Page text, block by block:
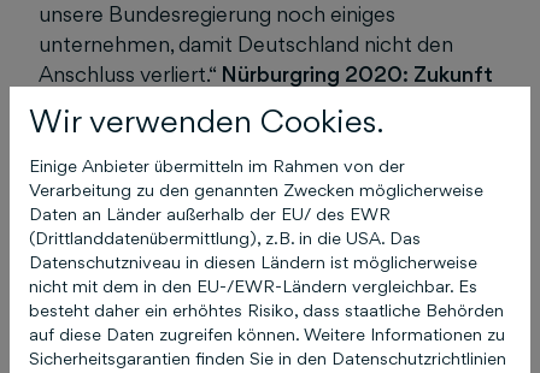
unsere Bundesregierung noch einiges
unternehmen, damit Deutschland nicht den
Anschluss verliert.“ Nürburgring 2020: Zukunft
der betrieblichen Mobilität erFAHREN
und 24. Juni 2020 werden diese Thesen beim
bfp Fuhrpark-FORUM mit Vertretern aus
Wirtschaft und Politik diskutiert, um gemeinsam
die betriebliche Mobilität von morgen zu
gestalten. Zudem präsentieren Aussteller
aktuelle Fahrzeugmodelle und
Mobilitätslösungen direkt vor Ort. Interessierte
können sich bereits jetzt ihr Ticket unter
Wir verwenden Cookies.
Einige Anbieter übermitteln im Rahmen von der
Verarbeitung zu den genannten Zwecken möglicherweise
Daten an Länder außerhalb der EU/ des EWR
(Drittlanddatenübermittlung), z.B. in die USA. Das
Datenschutzniveau in diesen Ländern ist möglicherweise
nicht mit dem in den EU-/EWR-Ländern vergleichbar. Es
besteht daher ein erhöhtes Risiko, dass staatliche Behörden
auf diese Daten zugreifen können. Weitere Informationen zu
Sicherheitsgarantien finden Sie in den Datenschutzrichtlinien